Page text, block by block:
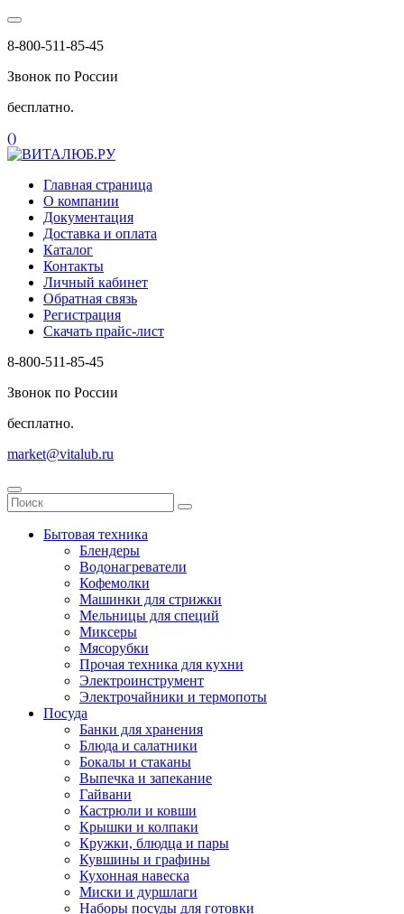
8-800-511-85-45
Звонок по России
бесплатно.
()
Главная страница
О компании
Документация
Доставка и оплата
Каталог
Контакты
Личный кабинет
Обратная связь
Регистрация
Скачать прайс-лист
8-800-511-85-45
Звонок по России
бесплатно.
market@vitalub.ru
Бытовая техника
Блендеры
Водонагреватели
Кофемолки
Машинки для стрижки
Мельницы для специй
Миксеры
Мясорубки
Прочая техника для кухни
Электроинструмент
Электрочайники и термопоты
Посуда
Банки для хранения
Блюда и салатники
Бокалы и стаканы
Выпечка и запекание
Гайвани
Кастрюли и ковши
Крышки и колпаки
Кружки, блюдца и пары
Кувшины и графины
Кухонная навеска
Миски и дуршлаги
Наборы посуды для готовки